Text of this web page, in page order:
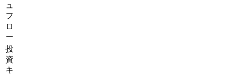
ュ
フ
ロ
ー
投
資
キ